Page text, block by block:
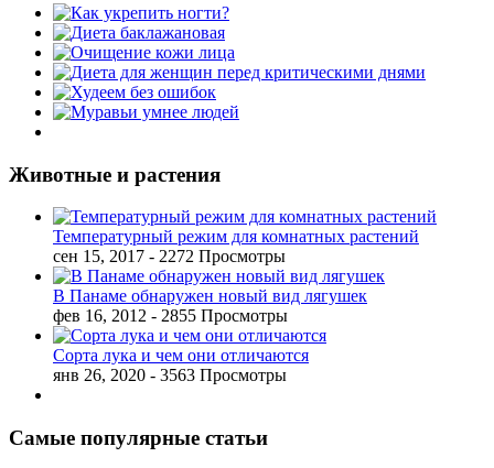
Животные и растения
Температурный режим для комнатных растений
сен 15, 2017 - 2272 Просмотры
В Панаме обнаружен новый вид лягушек
фев 16, 2012 - 2855 Просмотры
Сорта лука и чем они отличаются
янв 26, 2020 - 3563 Просмотры
Самые популярные статьи